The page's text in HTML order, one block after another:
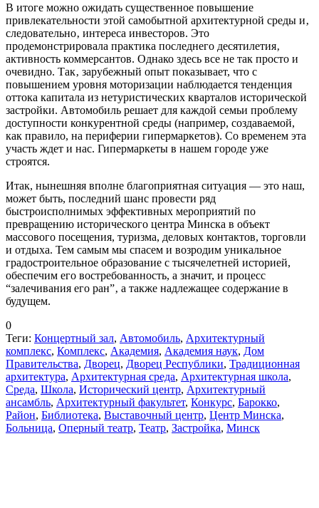
В итоге можно ожидать существенное повышение
привлекательности этой самобытной архитектурной среды и‚
следовательно‚ интереса инвесторов. Это
продемонстрировала практика последнего десятилетия‚
активность коммерсантов. Однако здесь все не так просто и
очевидно. Так‚ зарубежный опыт показывает, что с
повышением уровня моторизации наблюдается тенденция
оттока капитала из нетуристических кварталов исторической
застройки. Автомобиль решает для каждой семьи проблему
доступности конкурентной среды (например, создаваемой,
как правило, на периферии гипермаркетов). Со временем эта
участь ждет и нас. Гипермаркеты в нашем городе уже
строятся.
Итак, нынешняя вполне благоприятная ситуация — это наш,
может быть, последний шанс провести ряд
быстроисполнимых эффективных мероприятий по
превращению исторического центра Минска в объект
массового посещения, туризма, деловых контактов, торговли
и отдыха. Тем самым мы спасем и возродим уникальное
градостроительное образование с тысячелетней историей,
обеспечим его востребованность, а значит, и процесс
“залечивания его ран”‚ а также надлежащее содержание в
будущем.
0
Теги: Концертный зал, Автомобиль, Архитектурный
комплекс, Комплекс, Академия, Академия наук, Дом
Правительства, Дворец, Дворец Республики, Традиционная
архитектура, Архитектурная среда, Архитектурная школа,
Среда, Школа, Исторический центр, Архитектурный
ансамбль, Архитектурный факультет, Конкурс, Барокко,
Район, Библиотека, Выставочный центр, Центр Минска,
Больница, Оперный театр, Театр, Застройка, Минск